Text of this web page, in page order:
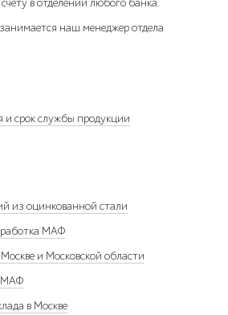
в отделении любого банка.
наш менеджер отдела
и срок службы продукции
из оцинкованной стали
МАФ
и Московской области
МАФ
в Москве